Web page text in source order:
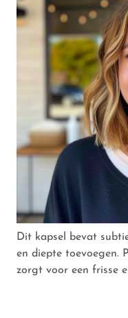
Dit kapsel bevat
en diepte toevoegen.
zorgt voor een frisse